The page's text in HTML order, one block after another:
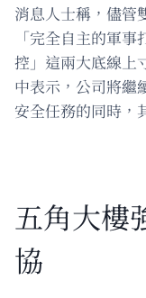
消息人士稱，儘管
「完全自主的軍
控」這兩大底線
中表示，公司將繼
安全任務的同時，
五角大樓
協